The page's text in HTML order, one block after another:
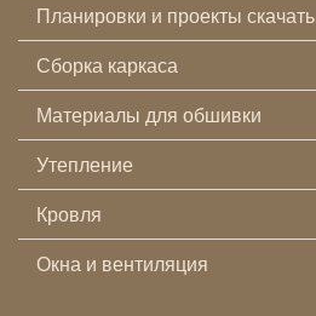
Планировки и проекты скачать
Сборка каркаса
Материалы для обшивки
Утепление
Кровля
Окна и вентиляция